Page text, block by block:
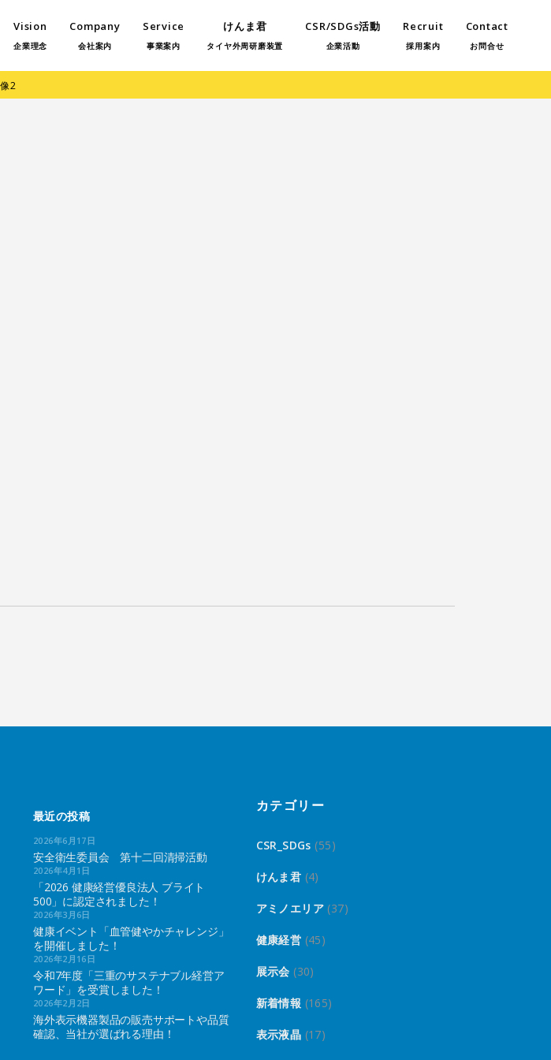
Vision
企業理念
Company
会社案内
Service
事業案内
けんま君
タイヤ外周研磨装置
CSR/SDGs活動
企業活動
Recruit
採用案内
Contact
お問合せ
2
最近の投稿
2026年6月17日
安全衛生委員会 第十二回清掃活動
2026年4月1日
「2026 健康経営優良法人 ブライト
500」に認定されました！
2026年3月6日
健康イベント「血管健やかチャレンジ」
を開催しました！
2026年2月16日
令和7年度「三重のサステナブル経営ア
ワード」を受賞しました！
2026年2月2日
海外表示機器製品の販売サポートや品質
確認、当社が選ばれる理由！
カテゴリー
CSR_SDGs (55)
けんま君 (4)
アミノエリア (37)
健康経営 (45)
展示会 (30)
新着情報 (165)
表示液晶 (17)